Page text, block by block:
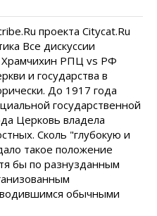
проекта Citycat.Ru
Все дискуссии
Храмчихин РПЦ vs РФ
и государства в
До 1917 года
государственной
Церковь владела
Сколь "глубокую и
такое положение
бы по разнузданным
обычными